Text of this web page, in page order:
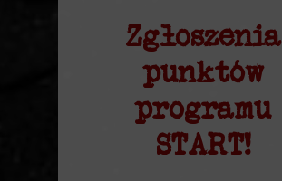
Zgłoszenia
punktów
programu
START!